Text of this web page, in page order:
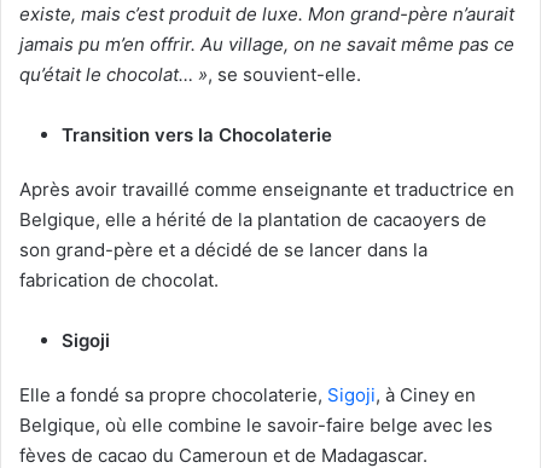
existe, mais c’est produit de luxe. Mon grand-père n’aurait
jamais pu m’en offrir. Au village, on ne savait même pas ce
qu’était le chocolat… », se souvient-elle.
Transition vers la Chocolaterie
Après avoir travaillé comme enseignante et traductrice en
Belgique, elle a hérité de la plantation de cacaoyers de
son grand-père et a décidé de se lancer dans la
fabrication de chocolat.
Sigoji
Elle a fondé sa propre chocolaterie, Sigoji, à Ciney en
Belgique, où elle combine le savoir-faire belge avec les
fèves de cacao du Cameroun et de Madagascar.